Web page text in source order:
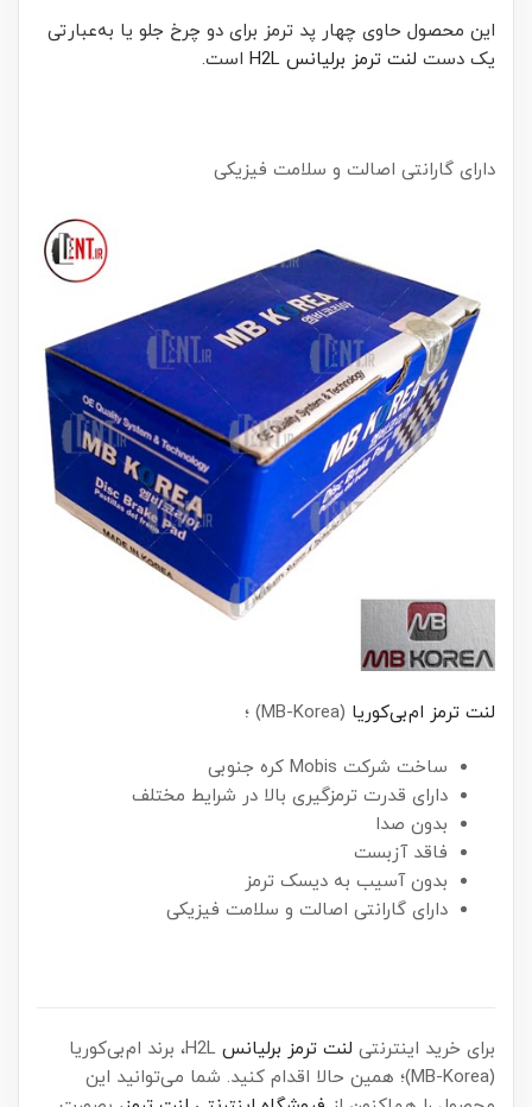
این محصول حاوی چهار پد ترمز برای دو چرخ جلو یا به‌عبارتی
یک دست لنت ترمز برلیانس H2L است.
دارای گارانتی اصالت و سلامت فیزیکی
لنت ترمز ام‌بی‌کوریا (MB-Korea) ؛
ساخت شرکت Mobis کره جنوبی
دارای قدرت ترمزگیری بالا در شرایط مختلف
بدون صدا
فاقد آزبست
بدون آسیب به دیسک ترمز
دارای گارانتی اصالت و سلامت فیزیکی
برای خرید اینترنتی لنت ترمز برلیانس
H2L، برند ام‌بی‌کوریا
(MB-Korea)؛ همین حالا اقدام کنید. شما می‌توانید این